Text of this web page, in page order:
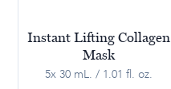
Instant Lifting Collagen
Mask
5x 30 mL. / 1.01 fl. oz.